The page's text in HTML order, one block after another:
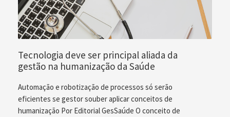
Tecnologia deve ser principal aliada da
gestão na humanização da Saúde
Automação e robotização de processos só serão
eficientes se gestor souber aplicar conceitos de
humanização Por Editorial GesSaúde O conceito de